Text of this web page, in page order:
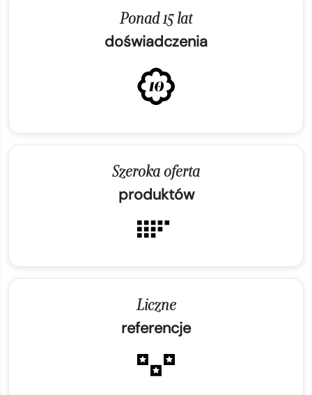
Ponad 15 lat
doświadczenia
Szeroka oferta
produktów
Liczne
referencje